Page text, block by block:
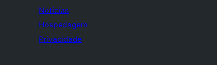
Notícias
Hospedagem
Privacidade